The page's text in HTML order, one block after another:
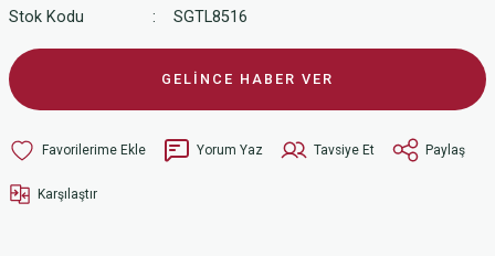
Stok Kodu
SGTL8516
GELİNCE HABER VER
Yorum Yaz Tavsiye Et Paylaş
Karşılaştır